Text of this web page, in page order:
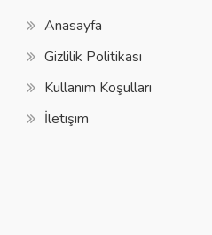
Anasayfa
Gizlilik Politikası
Kullanım Koşulları
İletişim